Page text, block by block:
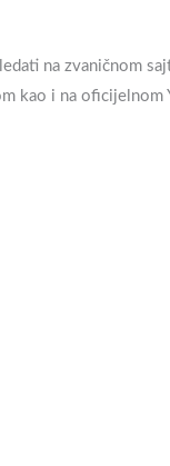
na zvaničnom
kao i na oficijelnom